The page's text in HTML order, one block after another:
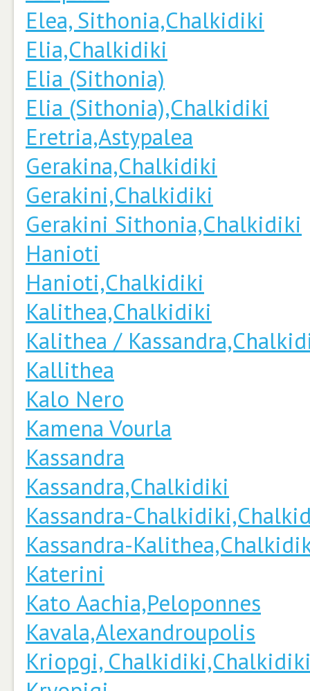
Elea, Sithonia,Chalkidiki
Elia,Chalkidiki
Elia (Sithonia)
Elia (Sithonia),Chalkidiki
Eretria,Astypalea
Gerakina,Chalkidiki
Gerakini,Chalkidiki
Gerakini Sithonia,Chalkidiki
Hanioti
Hanioti,Chalkidiki
Kalithea,Chalkidiki
Kalithea /
Kallithea
Kalo Nero
Kamena Vourla
Kassandra
Kassandra,Chalkidiki
Kassandra-
Kassandra-
Katerini
Kato Aachia,Peloponnes
Kavala,Alexandroupolis
Kriopgi,